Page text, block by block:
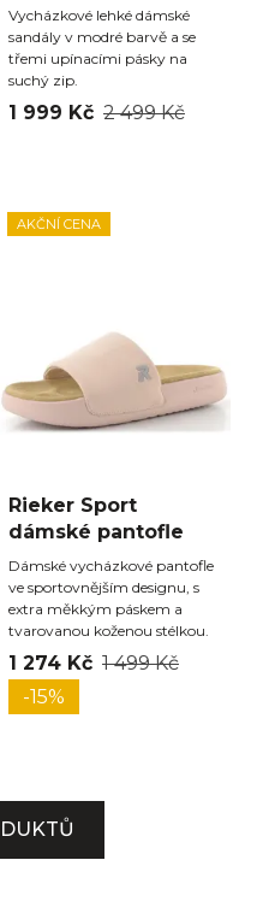
Vycházkové lehké dámské
sandály v modré barvě a se
třemi upínacími pásky na
suchý zip.
1 999 Kč 2 499 Kč
AKČNÍ CENA
Rieker Sport
dámské pantofle
Dámské vycházkové pantofle
ve sportovnějším designu, s
extra měkkým páskem a
tvarovanou koženou stélkou.
1 274 Kč 1 499 Kč
-15%